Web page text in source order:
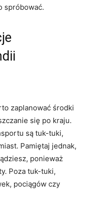
spróbować.
zaplanować środki
się​ po kraju.
są ‌tuk-tuki,
Pamiętaj⁣ jednak,
ponieważ
Poza tuk-tuki,
pociągów ​czy⁤